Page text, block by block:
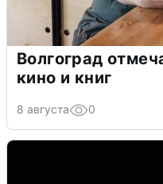
Волгоград
кино и книг
8 августа 0